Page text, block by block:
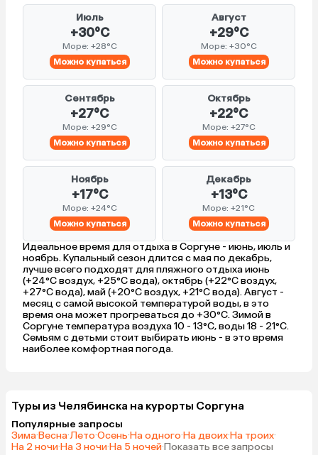
Июль
+30°C
Море: +28°C
Можно купаться
Август
+29°C
Море: +30°C
Можно купаться
Сентябрь
+27°C
Море: +29°C
Можно купаться
Октябрь
+22°C
Море: +27°C
Можно купаться
Ноябрь
+17°C
Море: +24°C
Можно купаться
Декабрь
+13°C
Море: +21°C
Можно купаться
Идеальное время для отдыха в Соргуне - июнь, июль и
ноябрь. Купальный сезон длится с мая по декабрь,
лучше всего подходят для пляжного отдыха июнь
(+24°C воздух, +25°C вода), октябрь (+22°C воздух,
+27°C вода), май (+20°C воздух, +21°C вода). Август -
месяц с самой высокой температурой воды, в это
время она может прогреваться до +30°C. Зимой в
Соргуне температура воздуха 10 - 13°C, воды 18 - 21°C.
Семьям с детьми стоит выбирать июнь - в это время
наиболее комфортная погода.
Туры из Челябинска на курорты Соргуна
Популярные запросы
Зима·Весна·Лето·Осень·На одного·На двоих·На троих·
На 2 ночи·На 3 ночи·На 5 ночей·Показать все запросы